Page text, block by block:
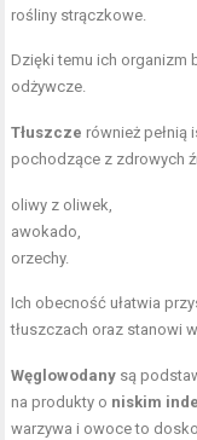
rośliny strączkowe.
Dzięki temu ich organizm
odżywcze.
Tłuszcze również pełnią
pochodzące z zdrowych
oliwy z oliwek,
awokado,
orzechy.
Ich obecność ułatwia
tłuszczach oraz stanowi
Węglowodany są
na produkty o niskim
warzywa i owoce to